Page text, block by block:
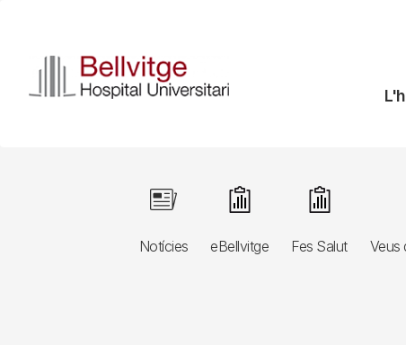
contingut
Notícies
Image
eBellvitge
Image
Fes Salut
Image
Veus